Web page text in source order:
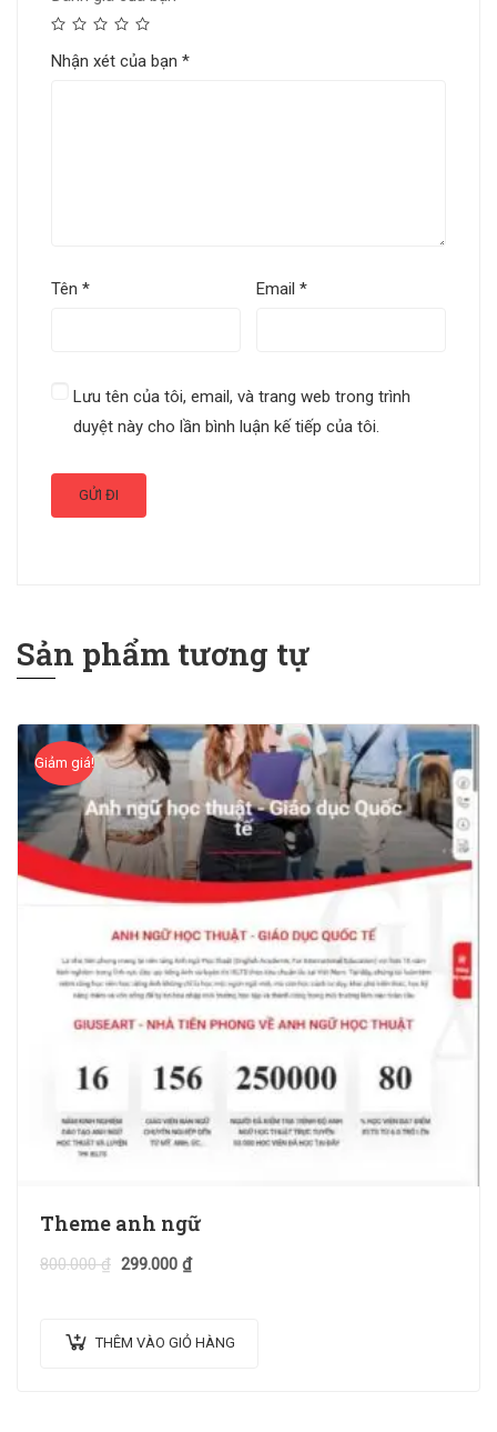
Nhận xét của bạn *
Tên * Email*
Lưu tên của tôi, email, và trang web trong trình
duyệt này cho lần bình luận kế tiếp của tôi.
Sản phẩm tương tự
Giảm giá!
Theme anh ngữ
800.000₫ 299.000 ₫
THÊM VÀO GIỎ HÀNG